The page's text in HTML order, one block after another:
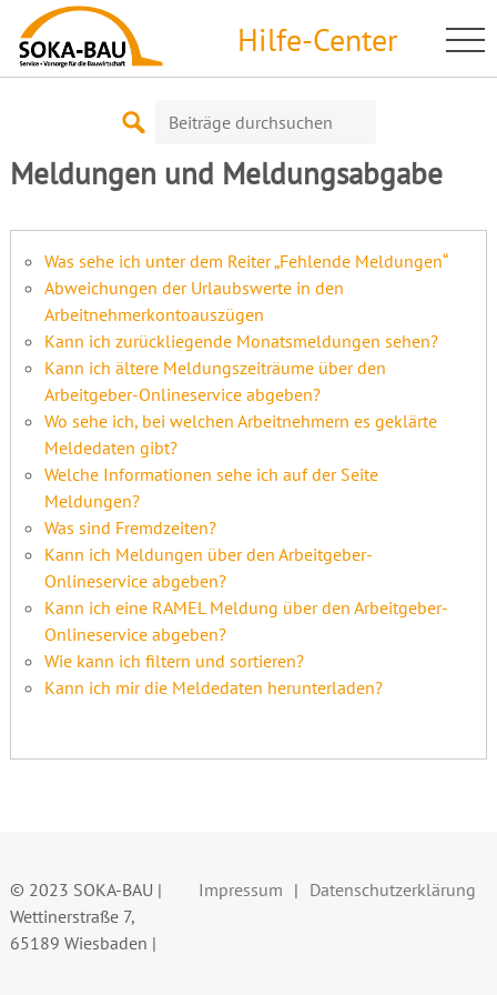
content
Hilfe-Center
Suche
Meldungen und Meldungsabgabe
Was sehe ich unter dem Reiter „Fehlende Meldungen“
Abweichungen der Urlaubswerte in den
Arbeitnehmerkontoauszügen
Kann ich zurückliegende Monatsmeldungen sehen?
Kann ich ältere Meldungszeiträume über den
Arbeitgeber-Onlineservice abgeben?
Wo sehe ich, bei welchen Arbeitnehmern es geklärte
Meldedaten gibt?
Welche Informationen sehe ich auf der Seite
Meldungen?
Was sind Fremdzeiten?
Kann ich Meldungen über den Arbeitgeber-
Onlineservice abgeben?
Kann ich eine RAMEL Meldung über den Arbeitgeber-
Onlineservice abgeben?
Wie kann ich filtern und sortieren?
Kann ich mir die Meldedaten herunterladen?
© 2023 SOKA-BAU |
Wettinerstraße 7,
65189 Wiesbaden |
Impressum Datenschutzerklärung